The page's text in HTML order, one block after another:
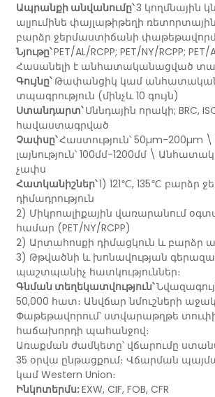
Ապրանքի անվանումը՝3 կողմնային
ալյումինե փայլաթիթեղի
բարձր ջերմաստիճանի
Նյութը՝PET/AL/RCPP; PET/NY/RCPP; PET/
Հասանելի է անհատականացված
Գույնը՝Թափանցիկ կամ
տպագրություն (մինչև 10 գույն)
Ստանդարտ՝Սննդային որակի; BRC,
հավաստագրված
Չափսը՝Հաստություն՝ 50µm-
լայնություն՝ 100մմ-1200մմ \
չափս
Հատկանիշներ՝1) 121℃, 135℃ բարձր
դիմադրություն
2) Միկրոալիքային վառարանում
համար (PET/NY/RCPP)
2) Արտահոսքի դիմացկուն և բարձր
3) Թթվածնի և խոնավության
պաշտպանիչ հատկություններ։
Գնման տեղեկատվություն՝
50,000 հատ։ Անվճար նմուշների
Փաթեթավորում՝ ստվարաթղթե
հաճախորդի պահանջով։
Առաքման ժամկետը՝ վճարումը
35 օրվա ընթացքում։ Վճարման
կամ Western Union։
Ինկոտերմս:EXW, CIF, FOB, CFR